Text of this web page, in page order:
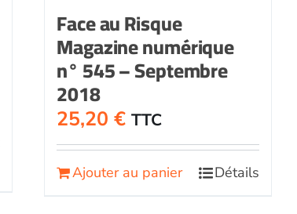
Face au Risque
Magazine numérique
n° 545 – Septembre
2018
25,20 € TTC
Ajouter au panier Détails